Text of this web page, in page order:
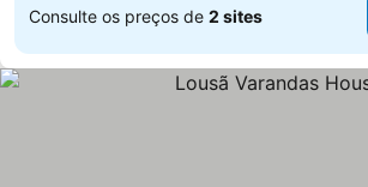
Consulte os preços de 2 sites